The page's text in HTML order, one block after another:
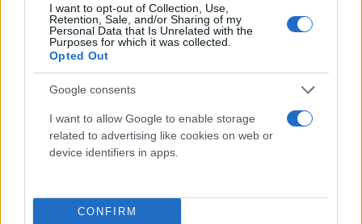
I want to opt-out of Collection, Use,
Retention, Sale, and/or Sharing of my
Personal Data that Is Unrelated with the
Purposes for which it was collected.
Opted Out
Google consents
I want to allow Google to enable storage
related to advertising like cookies on web or
device identifiers in apps.
CONFIRM
Οι Πράσινοι ανακοίνωσαν νωρίτερα ότι αποχωρούν
από τον κυβερνητικό συνασπισμό, επειδή
καταψηφίστηκε ο προϋπολογισμός στο
Κοινοβούλιο. «Θέλαμε να έχουμε την έγκριση ώστε
να προωθήσουμε πράσινες πολιτικές. Δεν είναι
δουλειά του κόμματος των Πρασίνων να εφαρμόζει
διαπραγματεύτηκαν οι Σουηδοί Δημοκράτες», είπε